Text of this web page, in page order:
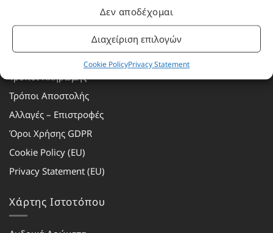
Δεν αποδέχομαι
Διαχείριση επιλογών
Cookie PolicyPrivacy Statement
Πρόγραμμα Ανταμοιβής
Τρόποι Πληρωμής
Τρόποι Αποστολής
Αλλαγές – Επιστροφές
Όροι Χρήσης GDPR
Cookie Policy (EU)
Privacy Statement (EU)
Χάρτης Ιστοτόπου